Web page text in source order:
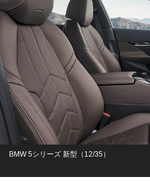
BMW 5シリーズ 新型（12/35）